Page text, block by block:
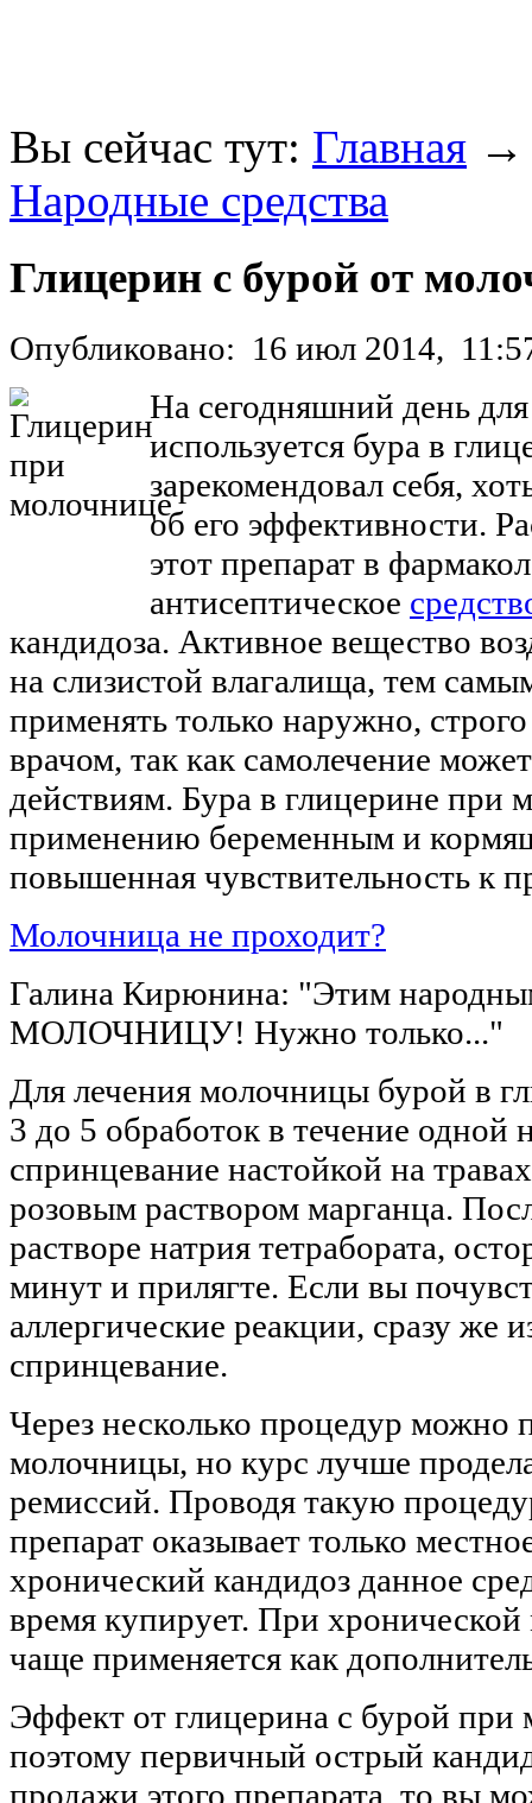
Вы сейчас тут: Главная
Народные средства
Глицерин с бурой от
Опубликовано: 16 июл 2014,
На сегодняшний день
используется бура в
зарекомендовал себя,
об его эффективности.
этот препарат в
антисептическое
кандидоза. Активное вещество
на слизистой влагалища, тем
применять только наружно,
врачом, так как самолечение
действиям. Бура в глицерине при
применению беременным и
повышенная чувствительность к
Молочница не проходит?
Галина Кирюнина: "Этим
МОЛОЧНИЦУ! Нужно только..."
Для лечения молочницы бурой в
3 до 5 обработок в течение одной
спринцевание настойкой на
розовым раствором марганца.
растворе натрия тетрабората,
минут и прилягте. Если вы
аллергические реакции, сразу же
спринцевание.
Через несколько процедур можно
молочницы, но курс лучше
ремиссий. Проводя такую
препарат оказывает только
хронический кандидоз данное
время купирует. При
чаще применяется как
Эффект от глицерина с бурой при
поэтому первичный острый
продажи этого препарата, то вы